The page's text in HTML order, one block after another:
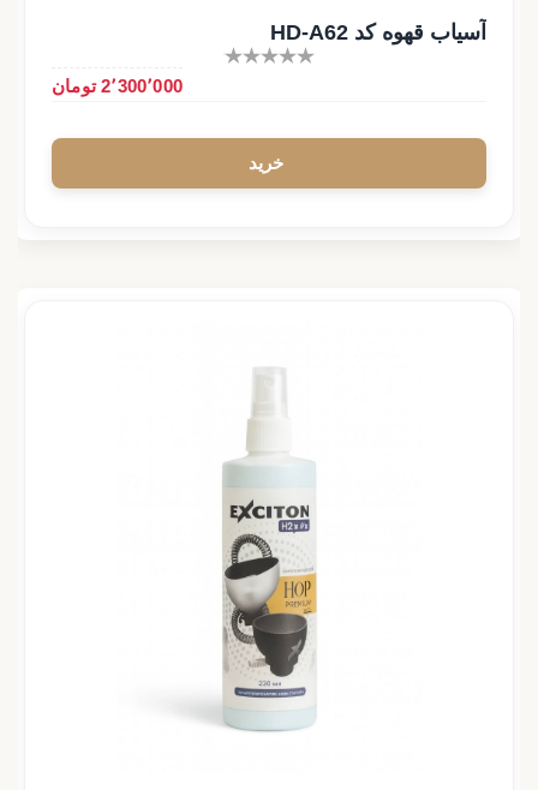
آسیاب قهوه کد HD-A62
2٬300٬000 تومان